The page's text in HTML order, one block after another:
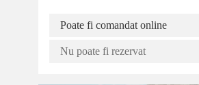
Poate fi comandat online
Nu poate fi rezervat